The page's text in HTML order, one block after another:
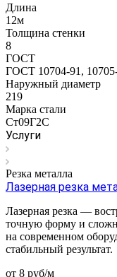
Длина
12м
Толщина стенки
8
ГОСТ
ГОСТ 10704-91,
Наружный диаметр
219
Марка стали
Ст09Г2С
Услуги
Резка металла
Лазерная резка
Лазерная резка —
точную форму и
на современном
стабильный результат.
от 8 руб/м